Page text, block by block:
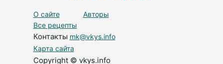
О сайте
Авторы
Все рецепты
Контакты mk@vkys.info
Карта сайта
Copyright © vkys.info